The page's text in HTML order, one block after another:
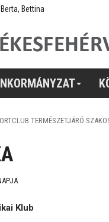
Bettina
TERMÉSZETJÁRÓ
Klub